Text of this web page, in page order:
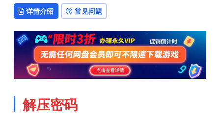
详情介绍 常见问题
解压密码